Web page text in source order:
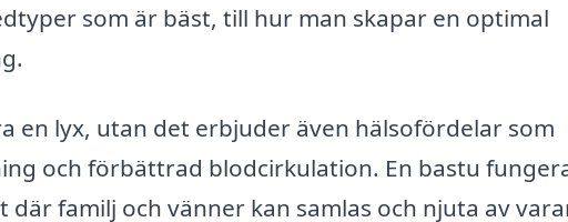
som är bäst, till hur man skapar en optimal
en lyx, utan det erbjuder även hälsofördelar som
och förbättrad blodcirkulation. En bastu
där familj och vänner kan samlas och njuta av